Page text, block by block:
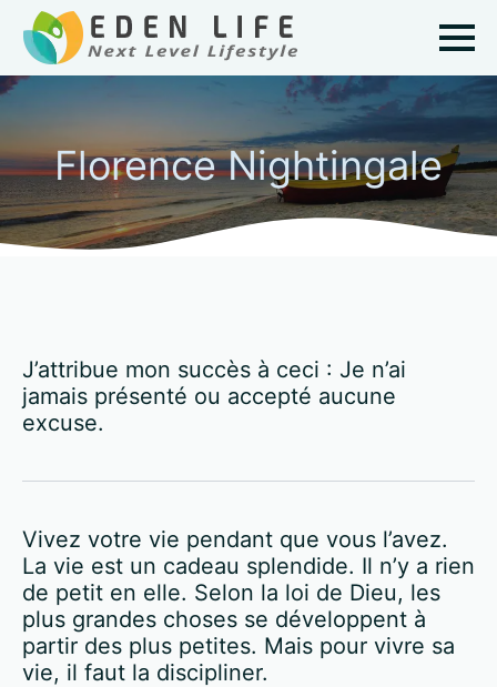
Florence Nightingale
J’attribue mon succès à ceci : Je n’ai
jamais présenté ou accepté aucune
excuse.
Vivez votre vie pendant que vous l’avez.
La vie est un cadeau splendide. Il n’y a rien
de petit en elle. Selon la loi de Dieu, les
plus grandes choses se développent à
partir des plus petites. Mais pour vivre sa
vie, il faut la discipliner.